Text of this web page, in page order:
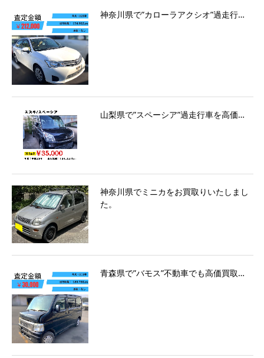
神奈川県で”カローラアクシオ”過走行…
山梨県で”スペーシア”過走行車を高価…
神奈川県でミニカをお買取りいたしまし
た。
青森県で”バモス”不動車でも高価買取…